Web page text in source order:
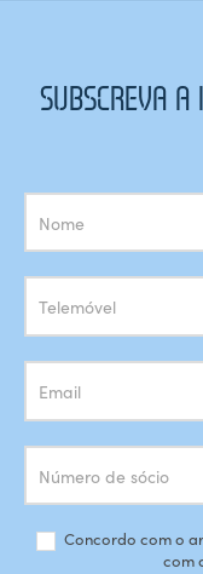
SUBSCREVA A
Subscrição
Newsletter
Concordo com o
com